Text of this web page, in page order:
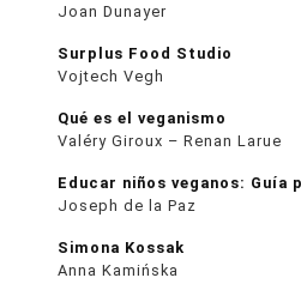
Joan Dunayer
Surplus Food Studio
Vojtech Vegh
Qué es el veganismo
Valéry Giroux – Renan Larue
Educar niños veganos: Guía
Joseph de la Paz
Simona Kossak
Anna Kamińska